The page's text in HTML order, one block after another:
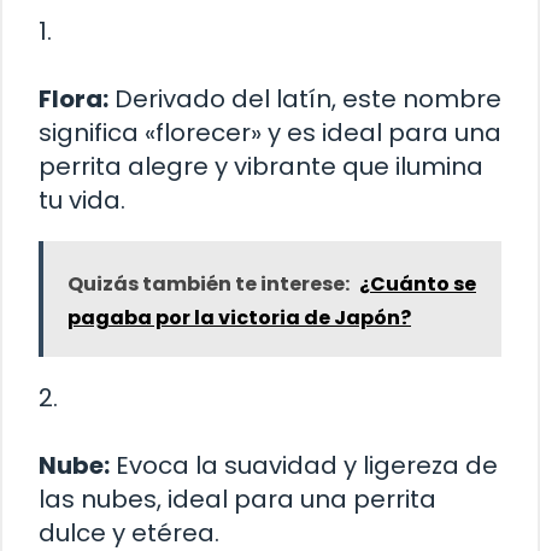
1.
Flora: Derivado del latín, este nombre
significa «florecer» y es ideal para una
perrita alegre y vibrante que ilumina
tu vida.
Quizás también te interese: ¿Cuánto se
pagaba por la victoria de Japón?
2.
Nube: Evoca la suavidad y ligereza de
las nubes, ideal para una perrita
dulce y etérea.